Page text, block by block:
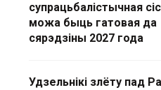
супрацьбалістычная
можа быць гатовая да
сярэдзіны 2027 года
Удзельнікі злёту пад